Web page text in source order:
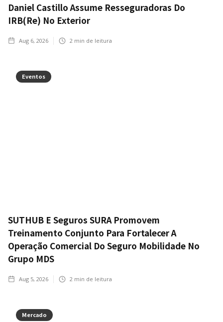
Daniel Castillo Assume Resseguradoras Do
IRB(Re) No Exterior
Aug 6, 2026 2 min de leitura
Eventos
SUTHUB E Seguros SURA Promovem
Treinamento Conjunto Para Fortalecer A
Operação Comercial Do Seguro Mobilidade No
Grupo MDS
Aug 5, 2026 2 min de leitura
Mercado